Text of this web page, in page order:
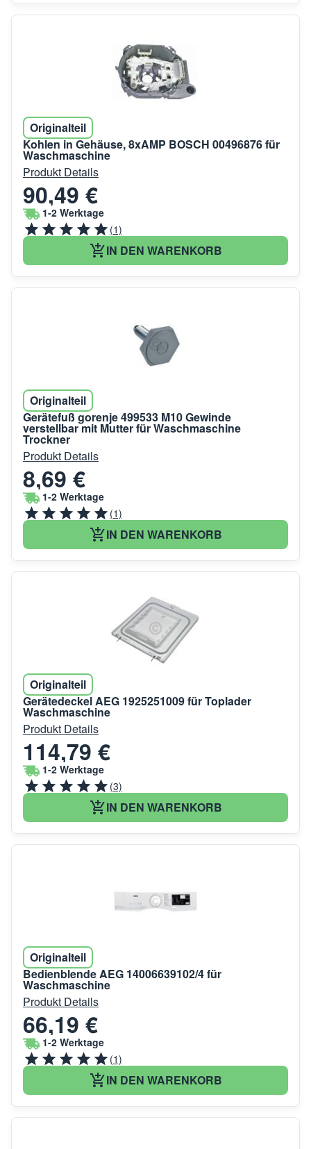
Originalteil
Kohlen in Gehäuse, 8xAMP BOSCH 00496876 für
Waschmaschine
Produkt Details
90,49 €
1-2 Werktage
(1)
IN DEN WARENKORB
Originalteil
Gerätefuß gorenje 499533 M10 Gewinde
verstellbar mit Mutter für Waschmaschine
Trockner
Produkt Details
8,69 €
1-2 Werktage
(1)
IN DEN WARENKORB
Originalteil
Gerätedeckel AEG 1925251009 für Toplader
Waschmaschine
Produkt Details
114,79 €
1-2 Werktage
(3)
IN DEN WARENKORB
Originalteil
Bedienblende AEG 14006639102/4 für
Waschmaschine
Produkt Details
66,19 €
1-2 Werktage
(1)
IN DEN WARENKORB